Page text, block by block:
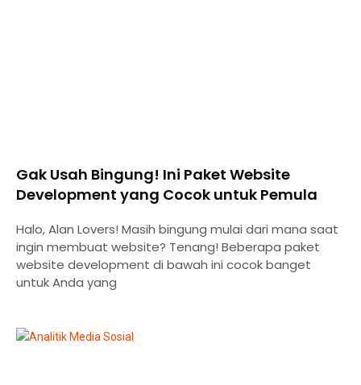
Gak Usah Bingung! Ini Paket Website
Development yang Cocok untuk Pemula
Halo, Alan Lovers! Masih bingung mulai dari mana saat
ingin membuat website? Tenang! Beberapa paket
website development di bawah ini cocok banget
untuk Anda yang